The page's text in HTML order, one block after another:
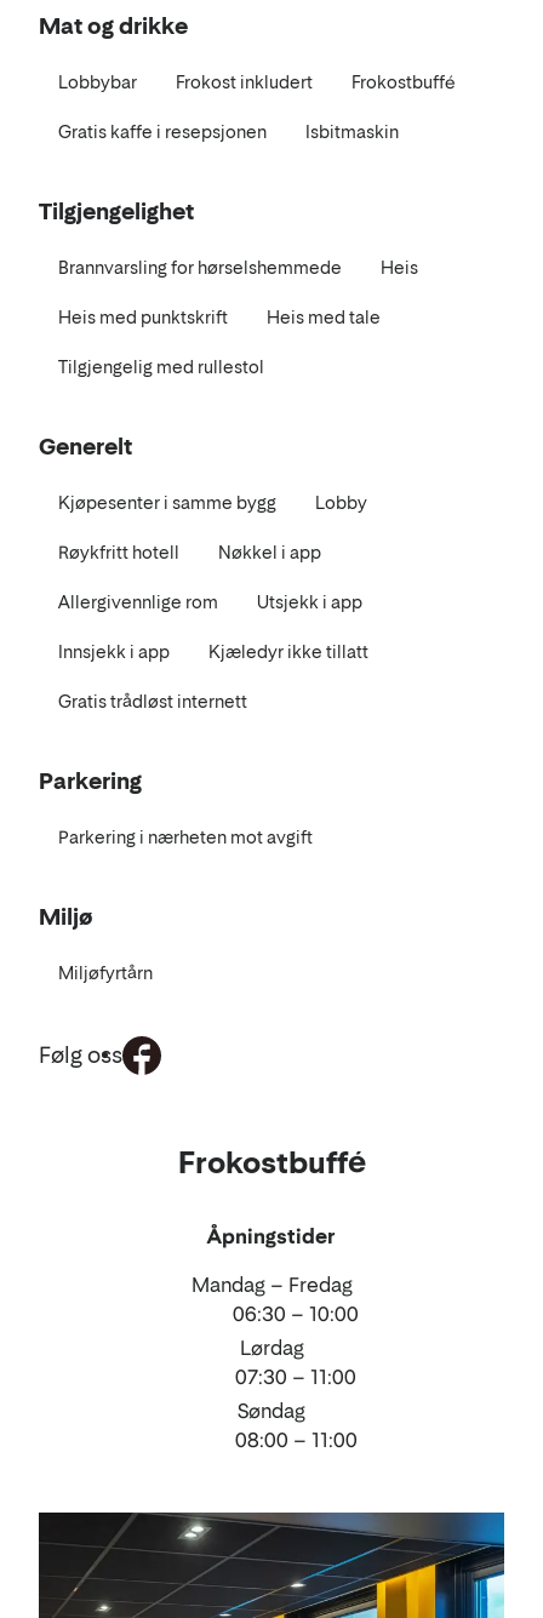
Mat og drikke
Lobbybar Frokost inkludert Frokostbuffé
Gratis kaffe i resepsjonen Isbitmaskin
Tilgjengelighet
Brannvarsling for hørselshemmede Heis
Heis med punktskrift Heis med tale
Tilgjengelig med rullestol
Generelt
Kjøpesenter i samme bygg Lobby
Røykfritt hotell Nøkkel i app
Allergivennlige rom Utsjekk i app
Innsjekk i app Kjæledyr ikke tillatt
Gratis trådløst internett
Parkering
Parkering i nærheten mot avgift
Miljø
Miljøfyrtårn
Følg oss
Frokostbuffé
Åpningstider
Mandag – Fredag
06:30 – 10:00
Lørdag
07:30 – 11:00
Søndag
08:00 – 11:00